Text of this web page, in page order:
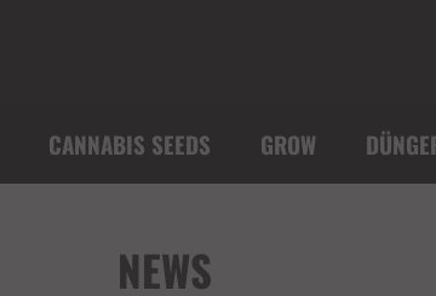
CANNABIS SEEDS GROW
NEWS